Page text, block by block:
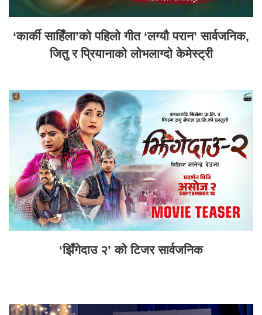
‘कार्की साहिँला’को पहिलो गीत ‘लग्यौ परान’ सार्वजनिक,
जितु र प्रियानाको लोभलाग्दो केमेस्ट्री
‘झिँगेदाउ २’ को टिजर सार्वजनिक